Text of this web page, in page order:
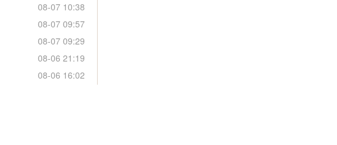
08-07 10:38
08-07 09:57
08-07 09:29
08-06 21:19
08-06 16:02